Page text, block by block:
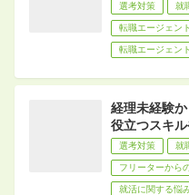
選考対策 就
転職エージェン
転職エージェント
経理未経験
役立つスキ
選考対策 就
フリーターから
就活に関する悩